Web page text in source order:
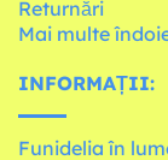
Returnări
Mai multe
INFORMAȚII:
Funidelia în